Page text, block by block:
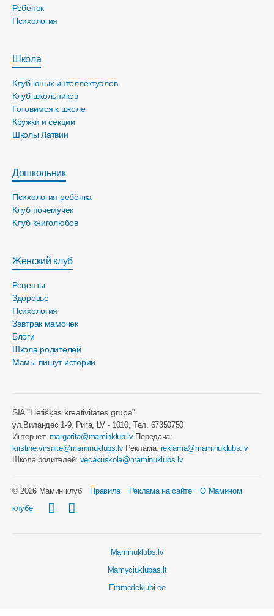
Ребёнок
Психология
Школа
Клуб юных интеллектуалов
Клуб школьников
Готовимся к школе
Кружки и секции
Школы Латвии
Дошкольник
Психология ребёнка
Клуб почемучек
Клуб книголюбов
Женский клуб
Рецепты
Здоровье
Психология
Завтрак мамочек
Блоги
Школа родителей
Мамы пишут истории
SIA "Lietišķās kreativitātes grupa"
ул.Виландес 1-9, Рига, LV - 1010, Tел. 67350750
Интернет: margarita@maminklub.lvПередача:
kristine.virsnite@maminuklubs.lvРеклама: reklama@maminuklubs.lv
Школа родителей: vecakuskola@maminuklubs.lv
© 2026 Мамин клуб Правила Реклама на сайте
О Мамином
клубе
Maminuklubs.lv
Mamyciuklubas.lt
Emmedeklubi.ee